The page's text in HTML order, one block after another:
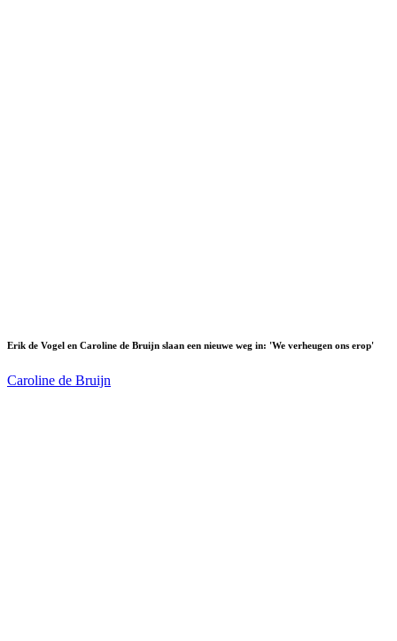
Erik de Vogel en Caroline de Bruijn slaan een nieuwe weg in: 'We verheugen ons erop'
Caroline de Bruijn